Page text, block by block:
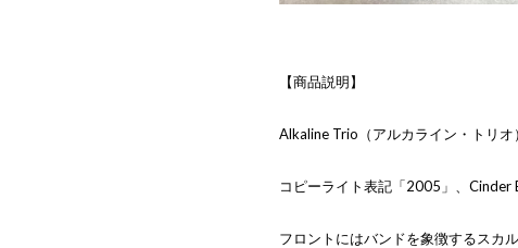
【商品説明】
Alkaline Trio（アルカライン・トリ
コピーライト表記「2005」、Cinder
フロントにはバンドを象徴するスカ